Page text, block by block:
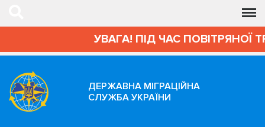
УВАГА! ПІД ЧАС ПОВІТРЯНОЇ
ДЕРЖАВНА МІГРАЦІЙНА
СЛУЖБА УКРАЇНИ